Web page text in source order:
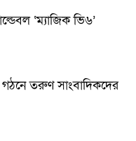
‘ম্যাজিক ভি৬’
গঠনে তরুণ সাংবাদিকদের